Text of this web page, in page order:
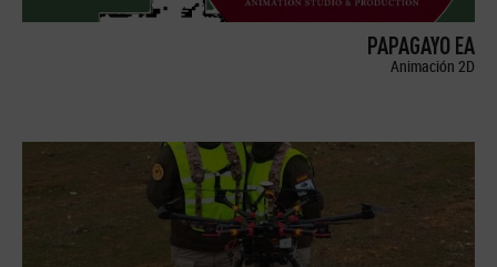
PAPAGAYO EA
Animación 2D